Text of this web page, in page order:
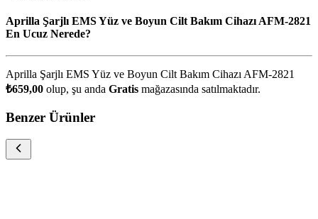
Aprilla Şarjlı EMS Yüz ve Boyun Cilt Bakım Cihazı AFM-2821
En Ucuz Nerede?
Aprilla Şarjlı EMS Yüz ve Boyun Cilt Bakım Cihazı AFM-2821
₺659,00 olup, şu anda Gratis mağazasında satılmaktadır.
Benzer Ürünler